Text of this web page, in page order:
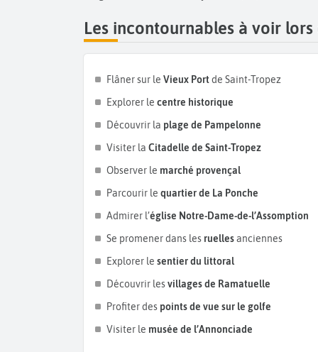
Les incontournables à voir lors
Flâner sur le Vieux Portde Saint-Tropez
Explorer le centre historique
Découvrir la plage de Pampelonne
Visiter la Citadelle de Saint-Tropez
Observer le marché provençal
Parcourir le quartier de La Ponche
Admirer l’église Notre-Dame-de-l’Assomption
Se promener dans les ruellesanciennes
Explorer le sentier du littoral
Découvrir lesvillages de Ramatuelle
Profiter des points de vue sur le golfe
Visiter le musée de l’Annonciade